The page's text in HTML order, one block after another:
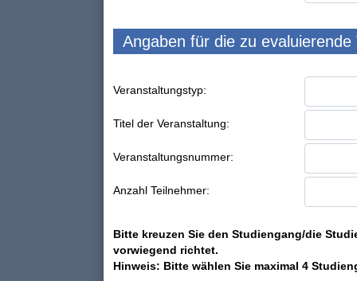
Angaben für die zu evaluierende
Veranstaltungstyp:
Titel der Veranstaltung:
Veranstaltungsnummer:
Anzahl Teilnehmer:
Bitte kreuzen Sie den Studiengang/die
vorwiegend richtet.
Hinweis: Bitte wählen Sie maximal 4